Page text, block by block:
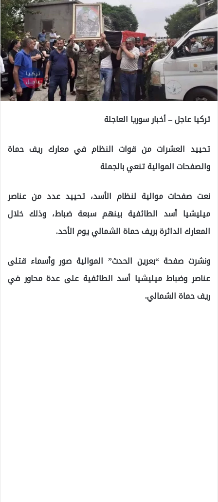
تركيا عاجل – أخبار سوريا العاجلة
تحييد العشرات من قوات النظام في معارك ريف حماة
والصفحات الموالية تنعي بالجملة
نعت صفحات موالية لنظام الأسد، تحييد عدد من عناصر
ميليشيا أسد الطائفية بينهم سبعة ضباط، وذلك خلال
المعارك الدائرة بريف حماة الشمالي يوم الأحد.
ونشرت صفحة “بعرين الحدث” الموالية صور وأسماء قتلى
عناصر وضباط ميليشيا أسد الطائفية على عدة محاور في
ريف حماة الشمالي.